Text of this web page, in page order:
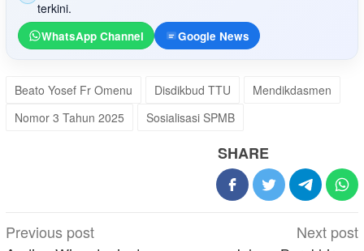
terkini.
WhatsApp Channel Google News
Beato Yosef Fr Omenu Disdikbud TTU
Mendikdasmen
Nomor 3 Tahun 2025
Sosialisasi SPMB
SHARE
Post
Previous post
Next post